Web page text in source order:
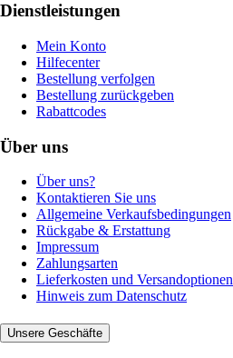
Dienstleistungen
Mein Konto
Hilfecenter
Bestellung verfolgen
Bestellung zurückgeben
Rabattcodes
Über uns
Über uns?
Kontaktieren Sie uns
Allgemeine Verkaufsbedingungen
Rückgabe & Erstattung
Impressum
Zahlungsarten
Lieferkosten und Versandoptionen
Hinweis zum Datenschutz
Unsere Geschäfte